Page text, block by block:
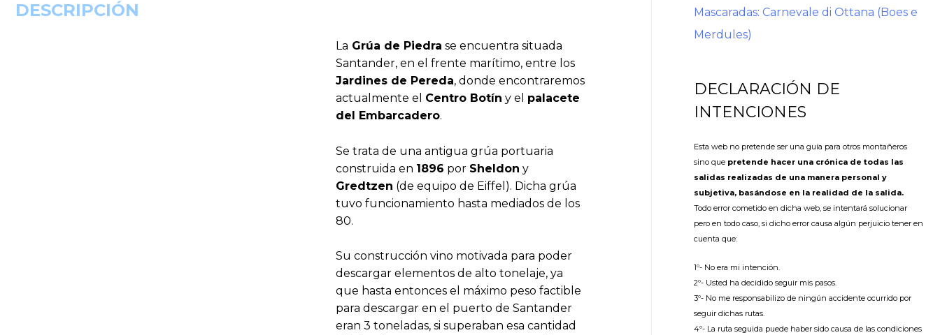
DESCRIPCIÓN
La Grúa de Piedra se encuentra situada
Santander, en el frente marítimo, entre los
Jardines de Pereda, donde encontraremos
actualmente el Centro Botín y el palacete
del Embarcadero.
Se trata de una antigua grúa portuaria
construida en 1896 por Sheldon y
Gredtzen (de equipo de Eiffel). Dicha grúa
tuvo funcionamiento hasta mediados de los
80.
Su construcción vino motivada para poder
descargar elementos de alto tonelaje, ya
que hasta entonces el máximo peso factible
para descargar en el puerto de Santander
eran 3 toneladas, si superaban esa cantidad
Mascaradas: Carnevale di Ottana (Boes e
Merdules)
DECLARACIÓN DE
INTENCIONES
Esta web no pretende ser una guía para otros montañeros
sino que pretende hacer una crónica de todas las
salidas realizadas de una manera personal y
subjetiva, basándose en la realidad de la salida.
Todo error cometido en dicha web, se intentará solucionar
pero en todo caso, si dicho error causa algún perjuicio tener en
cuenta que:
1º- No era mi intención.
2º- Usted ha decidido seguir mis pasos.
3º- No me responsabilizo de ningún accidente ocurrido por
seguir dichas rutas.
4º- La ruta seguida puede haber sido causa de las condiciones